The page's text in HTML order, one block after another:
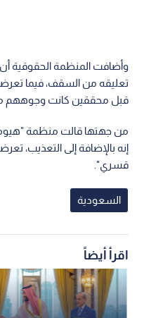
وأضافت المنظمة الحقوقية
تعليقه من السقف، فيما
قبل محققين كانت وجوههم
من جهتها قالت منظمة
إنه بالإضافة إلى التعذيب،
قسري".
السعودية
اقرأ أيضاً